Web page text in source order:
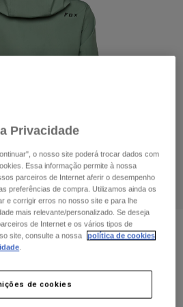
Fecho de Correr
Privacidade
o nosso site poderá trocar dados com
Essa informação permite à nossa
parceiros de Internet aferir o desempenho
preferências de compra. Utilizamos ainda os
e corrigir erros no nosso site e para lhe
mais relevante/personalizado. Se deseja
de Internet e os vários tipos de
site, consulte a nossa
política de cookies
.
de cookies